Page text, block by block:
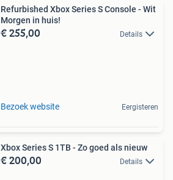
Refurbished Xbox Series S Console - Wit
Morgen in huis!
€ 255,00 Details
Bezoek website Eergisteren
Xbox Series S 1TB - Zo goed als nieuw
€ 200,00 Details